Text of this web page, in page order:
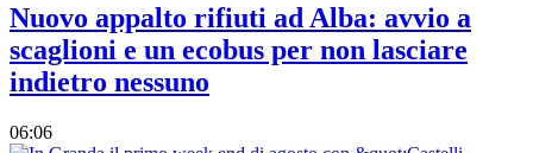
Nuovo appalto rifiuti ad Alba: avvio a
scaglioni e un ecobus per non lasciare
indietro nessuno
06:06